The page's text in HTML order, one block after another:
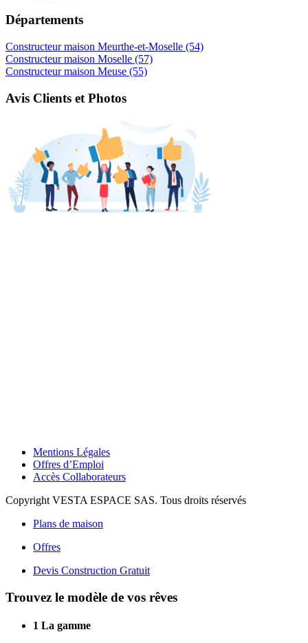
Départements
Constructeur maison Meurthe-et-Moselle (54)
Constructeur maison Moselle (57)
Constructeur maison Meuse (55)
Avis Clients et Photos
Mentions Légales
Offres d’Emploi
Accès Collaborateurs
Copyright VESTA ESPACE SAS. Tous droits réservés
Plans de maison
Offres
Devis Construction Gratuit
Trouvez le modèle de vos rêves
1 La gamme